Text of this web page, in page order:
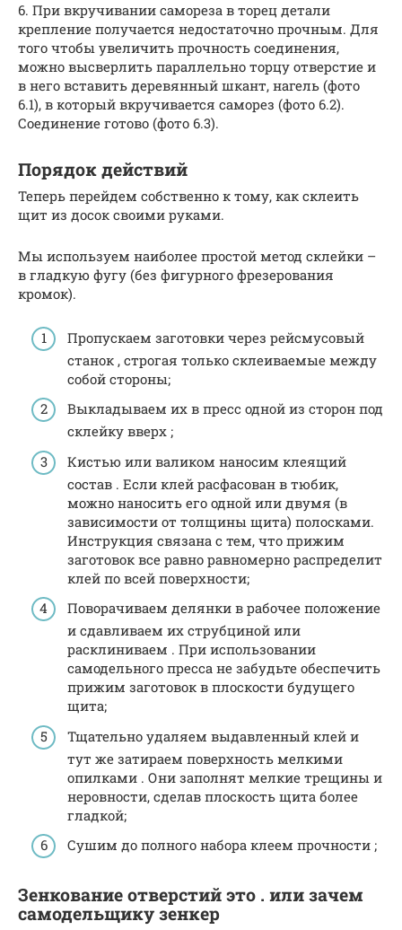
6. При вкручивании самореза в торец детали
крепление получается недостаточно прочным. Для
того чтобы увеличить прочность соединения,
можно высверлить параллельно торцу отверстие и
в него вставить деревянный шкант, нагель (фото
6.1), в который вкручивается саморез (фото 6.2).
Соединение готово (фото 6.3).
Порядок действий
Теперь перейдем собственно к тому, как склеить
щит из досок своими руками.
Мы используем наиболее простой метод склейки –
в гладкую фугу (без фигурного фрезерования
кромок).
Пропускаем заготовки через рейсмусовый
станок , строгая только склеиваемые между
собой стороны;
Выкладываем их в пресс одной из сторон под
склейку вверх ;
Кистью или валиком наносим клеящий
состав . Если клей расфасован в тюбик,
можно наносить его одной или двумя (в
зависимости от толщины щита) полосками.
Инструкция связана с тем, что прижим
заготовок все равно равномерно распределит
клей по всей поверхности;
Поворачиваем делянки в рабочее положение
и сдавливаем их струбциной или
расклиниваем . При использовании
самодельного пресса не забудьте обеспечить
прижим заготовок в плоскости будущего
щита;
Тщательно удаляем выдавленный клей и
тут же затираем поверхность мелкими
опилками . Они заполнят мелкие трещины и
неровности, сделав плоскость щита более
гладкой;
Сушим до полного набора клеем прочности ;
Зенкование отверстий это . или зачем
самодельщику зенкер